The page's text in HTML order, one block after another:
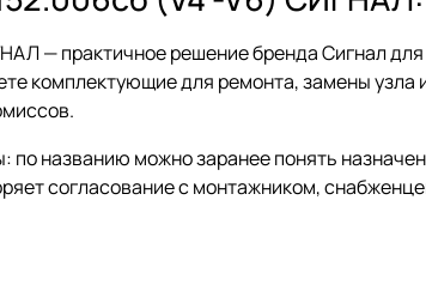
— практичное решение бренда Сигнал
комплектующие для ремонта, замены узла
по названию можно заранее понять
согласование с монтажником,